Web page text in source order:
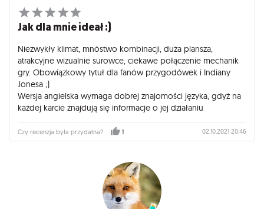
Jak dla mnie ideał :)
Niezwykły klimat, mnóstwo kombinacji, duża plansza,
atrakcyjne wizualnie surowce, ciekawe połączenie mechanik
gry. Obowiązkowy tytuł dla fanów przygodówek i Indiany
Jonesa ;)
Wersja angielska wymaga dobrej znajomości języka, gdyż na
każdej karcie znajdują się informacje o jej działaniu
Czy recenzja była przydatna? 1 02.10.2021 20:46